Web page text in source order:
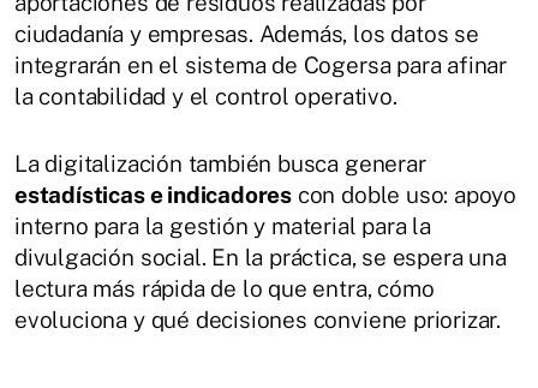
ciudadanía y empresas. Además, los datos se
integrarán en el sistema de Cogersa para afinar
la contabilidad y el control operativo.
La digitalización también busca generar
estadísticas e indicadores con doble uso: apoyo
interno para la gestión y material para la
divulgación social. En la práctica, se espera una
lectura más rápida de lo que entra, cómo
evoluciona y qué decisiones conviene priorizar.